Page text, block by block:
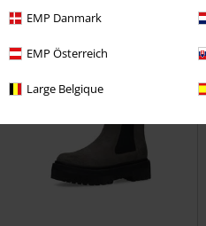
EMP Danmark
EMP Österreich
Large Belgique